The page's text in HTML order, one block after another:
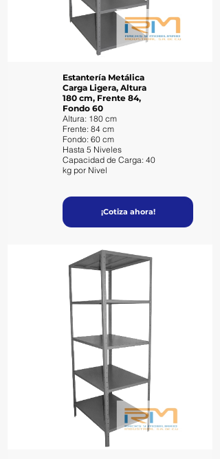
Estantería Metálica
Carga Ligera, Altura
180 cm, Frente 84,
Fondo 60
Altura: 180 cm
Frente: 84 cm
Fondo: 60 cm
Hasta 5 Niveles
Capacidad de Carga: 40
kg por Nivel
¡Cotiza ahora!